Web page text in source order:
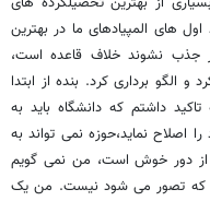
های المپیادهای ما در بهترین
جذب نشوند خلاف قاعده است،
و الگو برداری کرد. بنده از ابتدا
داشتم که دانشگاه باید به
اصلاح نماید،حوزه نمی تواند به
از دور خوش است، من نمی گویم
که تصور می شود نیست. من یک